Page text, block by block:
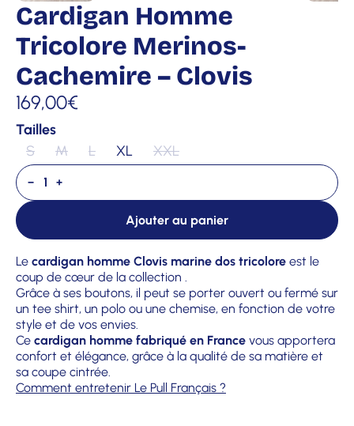
Cardigan Homme
Tricolore Merinos-
Cachemire – Clovis
169,00€
Tailles
S
M L XL XXL
− +
Ajouter au panier
Le cardigan homme Clovis marine dos tricolore est le
coup de cœur de la collection .
Grâce à ses boutons, il peut se porter ouvert ou fermé sur
un tee shirt, un polo ou une chemise, en fonction de votre
style et de vos envies.
Ce cardigan homme fabriqué en France vous apportera
confort et élégance, grâce à la qualité de sa matière et
sa coupe cintrée.
Comment entretenir Le Pull Français ?